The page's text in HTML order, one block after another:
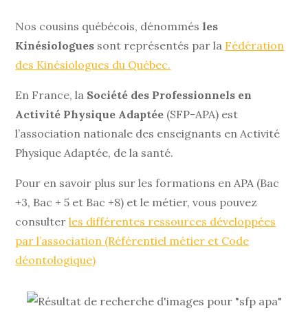
Nos cousins québécois, dénommés les
Kinésiologues sont représentés par la Fédération
des Kinésiologues du Québec.
En France, la Société des Professionnels en
Activité Physique Adaptée (SFP-APA) est
l’association nationale des enseignants en Activité
Physique Adaptée, de la santé.
Pour en savoir plus sur les formations en APA (Bac
+3, Bac + 5 et Bac +8) et le métier, vous pouvez
consulterles différentes ressources développées
par l’association (Référentiel métier et Code
déontologique)